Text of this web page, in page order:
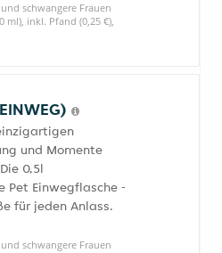
schwangere Frauen
ml), inkl. Pfand (0,25 €),
und Momente
0,5l
Pet Einwegflasche -
für jeden Anlass.
schwangere Frauen